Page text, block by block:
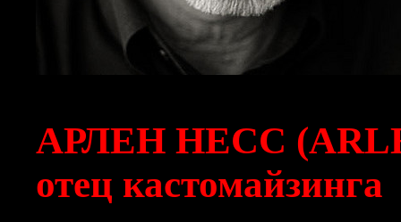
АРЛЕН НЕСС
отец кастомайзинга